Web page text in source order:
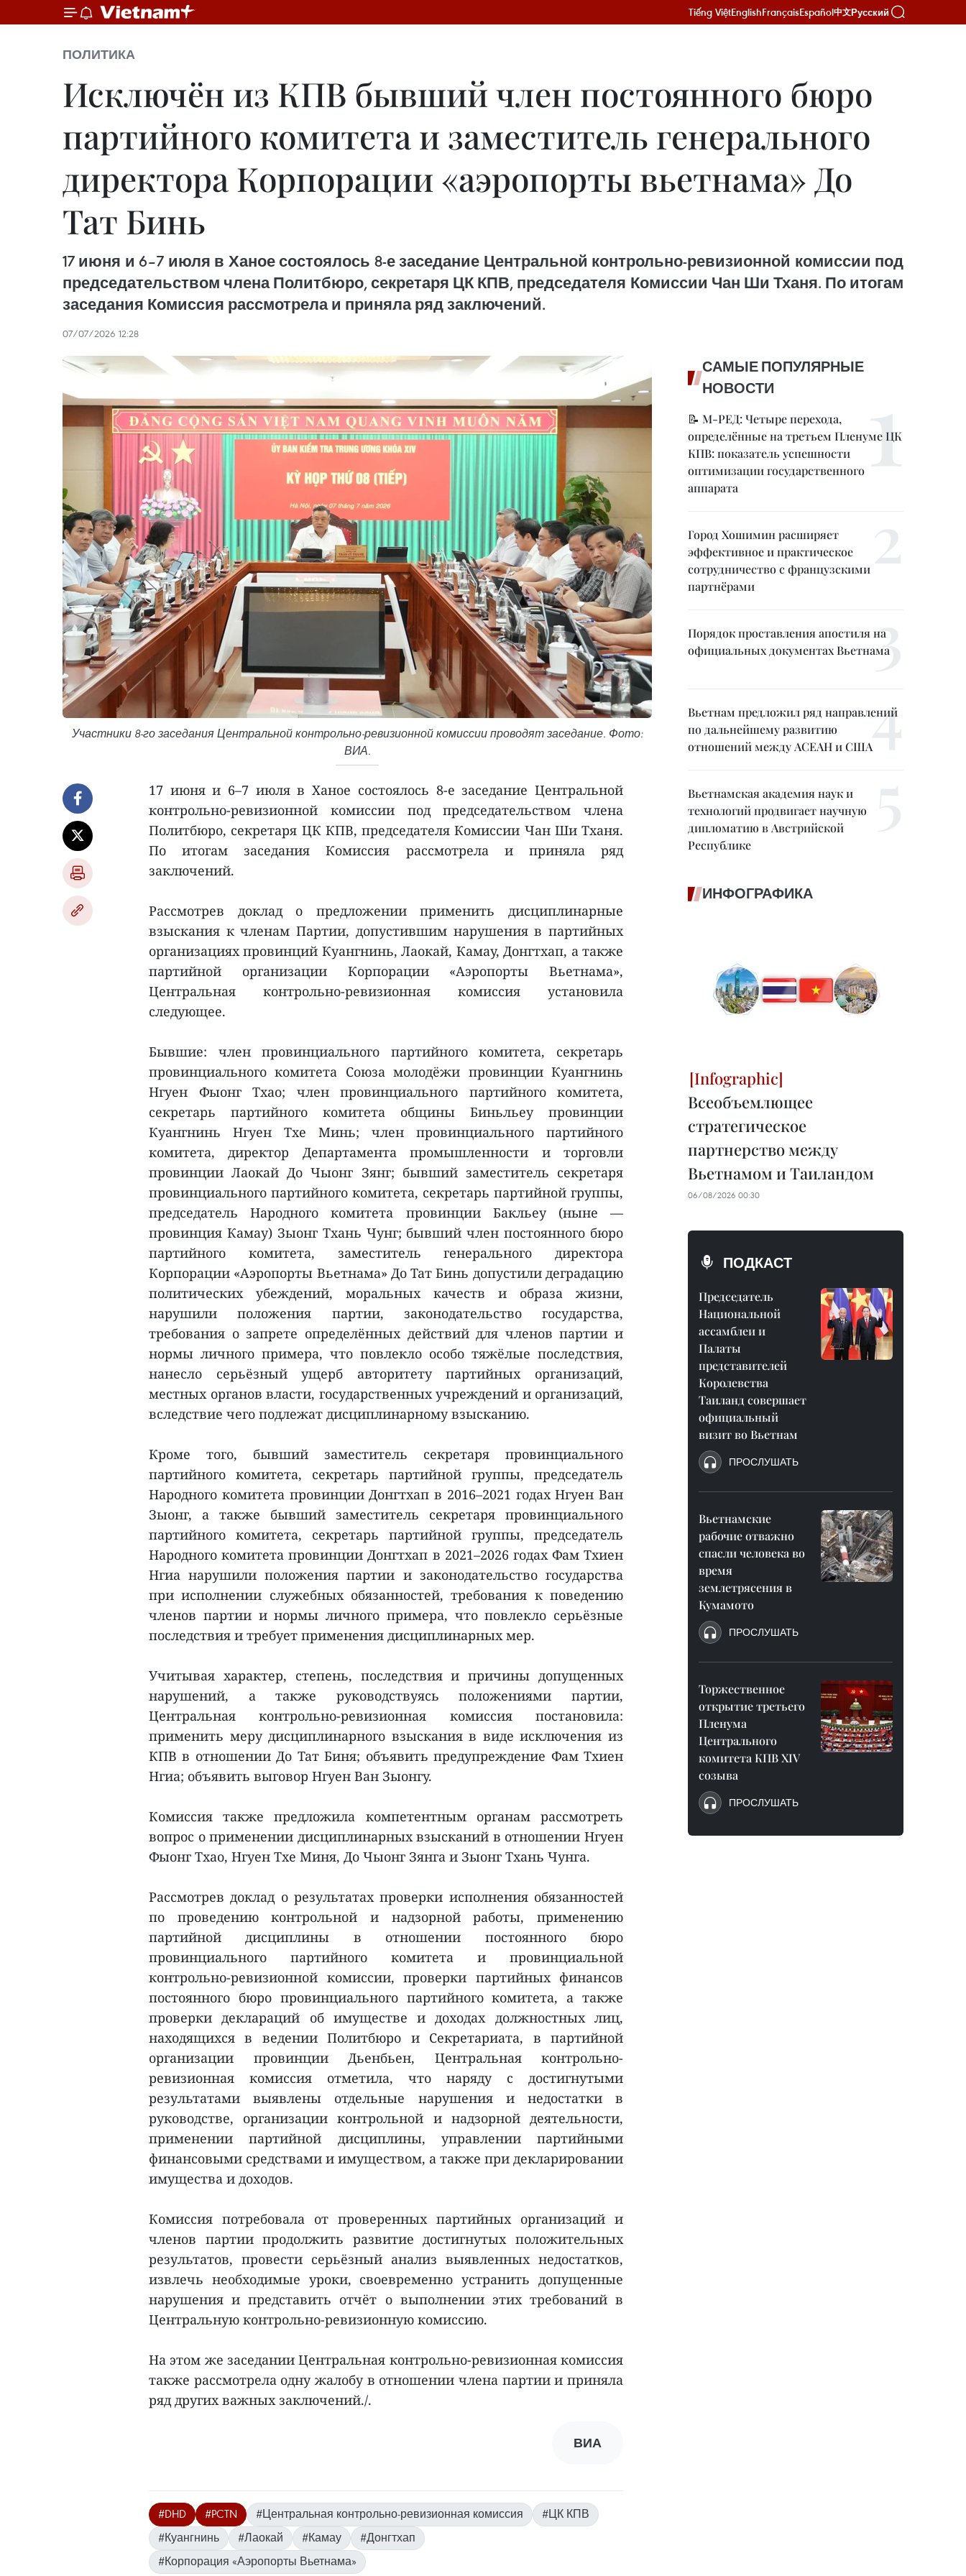
Tiếng ViệtEnglishFrançaisEspañol中文Русский
ПОЛИТИКА
Исключён из КПВ бывший член постоянного бюро
партийного комитета и заместитель генерального
директора Корпорации «аэропорты вьетнама» До
Тат Бинь
17 июня и 6–7 июля в Ханое состоялось 8-е заседание Центральной контрольно-ревизионной комиссии под
председательством члена Политбюро, секретаря ЦК КПВ, председателя Комиссии Чан Ши Тханя. По итогам
заседания Комиссия рассмотрела и приняла ряд заключений.
07/07/2026 12:28
Участники 8-го заседания Центральной контрольно-ревизионной комиссии проводят заседание. Фото:
ВИА.
17 июня и 6–7 июля в Ханое состоялось 8-е заседание Центральной
контрольно-ревизионной комиссии под председательством члена
Политбюро, секретаря ЦК КПВ, председателя Комиссии Чан Ши Тханя.
По итогам заседания Комиссия рассмотрела и приняла ряд
заключений.
Рассмотрев доклад о предложении применить дисциплинарные
взыскания к членам Партии, допустившим нарушения в партийных
организациях провинций Куангнинь, Лаокай, Камау, Донгтхап, а также
партийной организации Корпорации «Аэропорты Вьетнама»,
Центральная контрольно-ревизионная комиссия установила
следующее.
Бывшие: член провинциального партийного комитета, секретарь
провинциального комитета Союза молодёжи провинции Куангнинь
Нгуен Фыонг Тхао; член провинциального партийного комитета,
секретарь партийного комитета общины Биньльеу провинции
Куангнинь Нгуен Тхе Минь; член провинциального партийного
комитета, директор Департамента промышленности и торговли
провинции Лаокай До Чыонг Зянг; бывший заместитель секретаря
провинциального партийного комитета, секретарь партийной группы,
председатель Народного комитета провинции Бакльеу (ныне —
провинция Камау) Зыонг Тхань Чунг; бывший член постоянного бюро
партийного комитета, заместитель генерального директора
Корпорации «Аэропорты Вьетнама» До Тат Бинь допустили деградацию
политических убеждений, моральных качеств и образа жизни,
нарушили положения партии, законодательство государства,
требования о запрете определённых действий для членов партии и
нормы личного примера, что повлекло особо тяжёлые последствия,
нанесло серьёзный ущерб авторитету партийных организаций,
местных органов власти, государственных учреждений и организаций,
вследствие чего подлежат дисциплинарному взысканию.
Кроме того, бывший заместитель секретаря провинциального
партийного комитета, секретарь партийной группы, председатель
Народного комитета провинции Донгтхап в 2016–2021 годах Нгуен Ван
Зыонг, а также бывший заместитель секретаря провинциального
партийного комитета, секретарь партийной группы, председатель
Народного комитета провинции Донгтхап в 2021–2026 годах Фам Тхиен
Нгиа нарушили положения партии и законодательство государства
при исполнении служебных обязанностей, требования к поведению
членов партии и нормы личного примера, что повлекло серьёзные
последствия и требует применения дисциплинарных мер.
Учитывая характер, степень, последствия и причины допущенных
нарушений, а также руководствуясь положениями партии,
Центральная контрольно-ревизионная комиссия постановила:
применить меру дисциплинарного взыскания в виде исключения из
КПВ в отношении До Тат Биня; объявить предупреждение Фам Тхиен
Нгиа; объявить выговор Нгуен Ван Зыонгу.
Комиссия также предложила компетентным органам рассмотреть
вопрос о применении дисциплинарных взысканий в отношении Нгуен
Фыонг Тхао, Нгуен Тхе Миня, До Чыонг Зянга и Зыонг Тхань Чунга.
Рассмотрев доклад о результатах проверки исполнения обязанностей
по проведению контрольной и надзорной работы, применению
партийной дисциплины в отношении постоянного бюро
провинциального партийного комитета и провинциальной
контрольно-ревизионной комиссии, проверки партийных финансов
постоянного бюро провинциального партийного комитета, а также
проверки деклараций об имуществе и доходах должностных лиц,
находящихся в ведении Политбюро и Секретариата, в партийной
организации провинции Дьенбьен, Центральная контрольно-
ревизионная комиссия отметила, что наряду с достигнутыми
результатами выявлены отдельные нарушения и недостатки в
руководстве, организации контрольной и надзорной деятельности,
применении партийной дисциплины, управлении партийными
финансовыми средствами и имуществом, а также при декларировании
имущества и доходов.
Комиссия потребовала от проверенных партийных организаций и
членов партии продолжить развитие достигнутых положительных
результатов, провести серьёзный анализ выявленных недостатков,
извлечь необходимые уроки, своевременно устранить допущенные
нарушения и представить отчёт о выполнении этих требований в
Центральную контрольно-ревизионную комиссию.
На этом же заседании Центральная контрольно-ревизионная комиссия
также рассмотрела одну жалобу в отношении члена партии и приняла
ряд других важных заключений./.
ВИА
#DHD #PCTN #Центральная контрольно-ревизионная комиссия
#ЦК КПВ
#Куангнинь
#Лаокай #Камау
#Донгтхап
#Корпорация «Аэропорты Вьетнама»
САМЫЕ ПОПУЛЯРНЫЕ
НОВОСТИ
📝 М-РЕД: Четыре перехода,
определённые на третьем Пленуме ЦК
КПВ: показатель успешности
оптимизации государственного
аппарата
Город Хошимин расширяет
эффективное и практическое
сотрудничество с французскими
партнёрами
Порядок проставления апостиля на
официальных документах Вьетнама
Вьетнам предложил ряд направлений
по дальнейшему развитию
отношений между АСЕАН и США
Вьетнамская академия наук и
технологий продвигает научную
дипломатию в Австрийской
Республике
ИНФОГРАФИКА
Всеобъемлющее
стратегическое
партнерство между
Вьетнамом и Таиландом
06/08/2026 00:30
ПОДКАСТ
Председатель
Национальной
ассамблеи и
Палаты
представителей
Королевства
Таиланд совершает
официальный
визит во Вьетнам
ПРОСЛУШАТЬ
Вьетнамские
рабочие отважно
спасли человека во
время
землетрясения в
Кумамото
ПРОСЛУШАТЬ
Торжественное
открытие третьего
Пленума
Центрального
комитета КПВ XIV
созыва
ПРОСЛУШАТЬ